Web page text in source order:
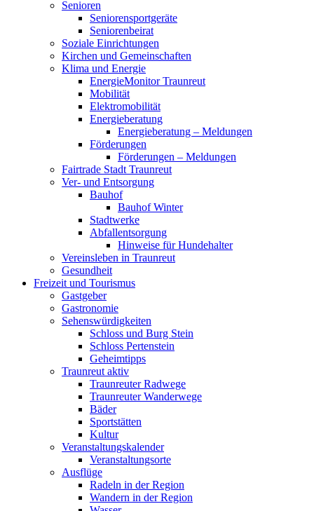
Senioren
Seniorensportgeräte
Seniorenbeirat
Soziale Einrichtungen
Kirchen und Gemeinschaften
Klima und Energie
EnergieMonitor Traunreut
Mobilität
Elektromobilität
Energieberatung
Energieberatung – Meldungen
Förderungen
Förderungen – Meldungen
Fairtrade Stadt Traunreut
Ver- und Entsorgung
Bauhof
Bauhof Winter
Stadtwerke
Abfallentsorgung
Hinweise für Hundehalter
Vereinsleben in Traunreut
Gesundheit
Freizeit und Tourismus
Gastgeber
Gastronomie
Sehenswürdigkeiten
Schloss und Burg Stein
Schloss Pertenstein
Geheimtipps
Traunreut aktiv
Traunreuter Radwege
Traunreuter Wanderwege
Bäder
Sportstätten
Kultur
Veranstaltungskalender
Veranstaltungsorte
Ausflüge
Radeln in der Region
Wandern in der Region